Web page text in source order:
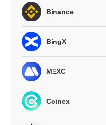
Binance
BingX
MEXC
Coinex